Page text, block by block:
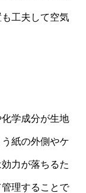
工夫して空気
学成分が生地
紙の外側やケ
力が落ちるた
理することで